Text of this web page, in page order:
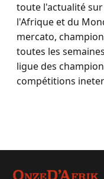
toute l'actualité
l'Afrique et du
mercato,
toutes les
ligue des
compétitions